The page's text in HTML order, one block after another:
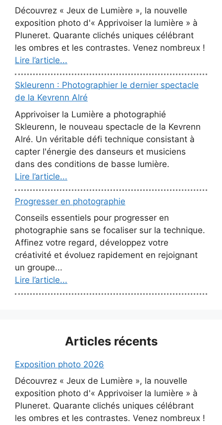
Découvrez « Jeux de Lumière », la nouvelle
exposition photo d'« Apprivoiser la lumière » à
Pluneret. Quarante clichés uniques célébrant
les ombres et les contrastes. Venez nombreux !
Lire l’article...
Skleurenn : Photographier le dernier spectacle
de la Kevrenn Alré
Apprivoiser la Lumière a photographié
Skleurenn, le nouveau spectacle de la Kevrenn
Alré. Un véritable défi technique consistant à
capter l'énergie des danseurs et musiciens
dans des conditions de basse lumière.
Lire l’article...
Progresser en photographie
Conseils essentiels pour progresser en
photographie sans se focaliser sur la technique.
Affinez votre regard, développez votre
créativité et évoluez rapidement en rejoignant
un groupe...
Lire l’article...
Articles récents
Exposition photo 2026
Découvrez « Jeux de Lumière », la nouvelle
exposition photo d'« Apprivoiser la lumière » à
Pluneret. Quarante clichés uniques célébrant
les ombres et les contrastes. Venez nombreux !